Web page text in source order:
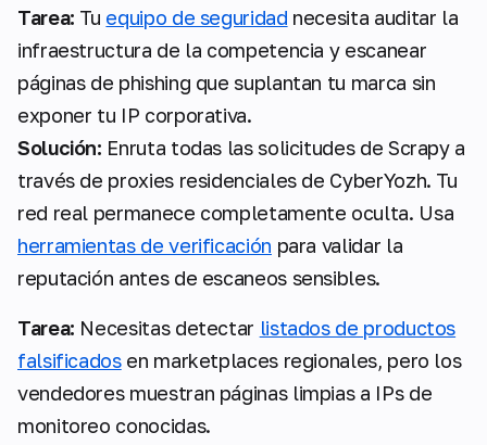
Tarea: Tu equipo de seguridad necesita auditar la
infraestructura de la competencia y escanear
páginas de phishing que suplantan tu marca sin
exponer tu IP corporativa.
Solución: Enruta todas las solicitudes de Scrapy a
través de proxies residenciales de CyberYozh. Tu
red real permanece completamente oculta. Usa
herramientas de verificación para validar la
reputación antes de escaneos sensibles.
Tarea: Necesitas detectar listados de productos
falsificadosen marketplaces regionales, pero los
vendedores muestran páginas limpias a IPs de
monitoreo conocidas.